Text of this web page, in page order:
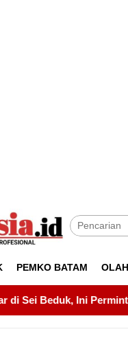
PEMKO BATAM
Program